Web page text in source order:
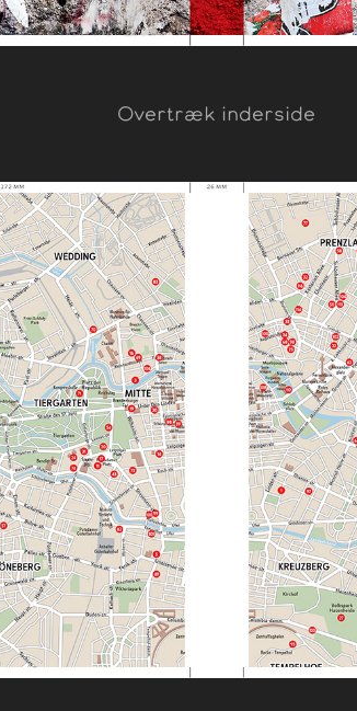
Overtræk inderside